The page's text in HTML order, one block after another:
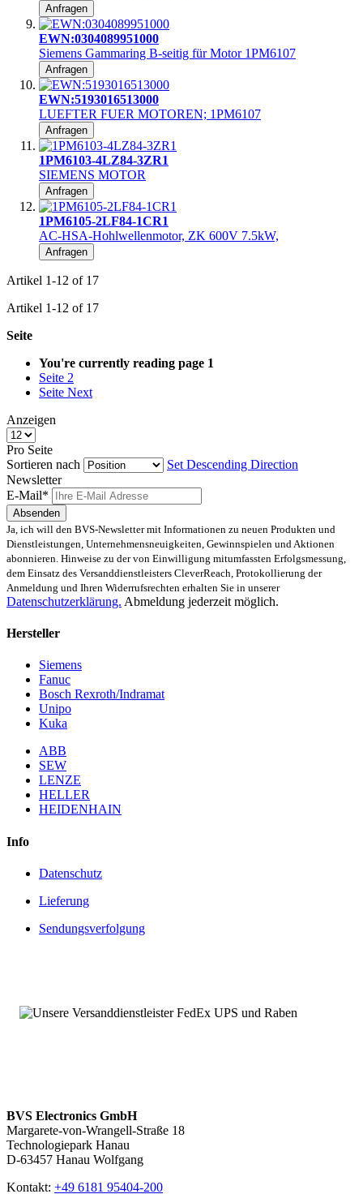
Anfragen
EWN:0304089951000
Siemens Gammaring B-seitig für Motor 1PM6107
Anfragen
EWN:5193016513000
LUEFTER FUER MOTOREN; 1PM6107
Anfragen
1PM6103-4LZ84-3ZR1
SIEMENS MOTOR
Anfragen
1PM6105-2LF84-1CR1
AC-HSA-Hohlwellenmotor, ZK 600V 7.5kW,
Anfragen
Artikel 1-12 of 17
Artikel 1-12 of 17
Seite
You're currently reading page 1
Seite 2
Seite Next
Anzeigen
Pro Seite
Sortieren nach
Set Descending Direction
Newsletter
E-Mail*
Absenden
Ja, ich will den BVS-Newsletter mit Informationen zu neuen Produkten und
Dienstleistungen, Unternehmensneuigkeiten, Gewinnspielen und Aktionen
abonnieren. Hinweise zu der von Einwilligung mitumfassten Erfolgsmessung,
dem Einsatz des Versanddienstleisters CleverReach, Protokollierung der
Anmeldung und Ihren Widerrufsrechten erhalten Sie in unserer
Datenschutzerklärung. Abmeldung jederzeit möglich.
Hersteller
Siemens
Fanuc
Bosch Rexroth/Indramat
Unipo
Kuka
ABB
SEW
LENZE
HELLER
HEIDENHAIN
Info
Datenschutz
Lieferung
Sendungsverfolgung
BVS Electronics GmbH
Margarete-von-Wrangell-Straße 18
Technologiepark Hanau
D-63457 Hanau Wolfgang
Kontakt: +49 6181 95404-200